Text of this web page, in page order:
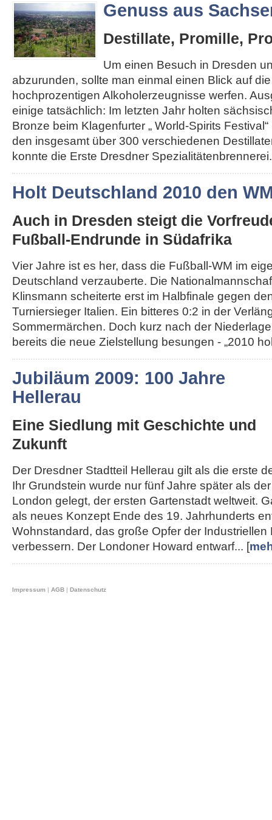
Genuss aus
Destillate, Promille,
Um einen Besuch in Dresden
abzurunden, sollte man einmal einen Blick auf
hochprozentigen Alkoholerzeugnisse werfen.
einige tatsächlich: Im letzten Jahr holten
Bronze beim Klagenfurter „ World-Spirits
den insgesamt über 300 verschiedenen
konnte die Erste Dresdner
Holt Deutschland 2010 den
Auch in Dresden steigt die
Fußball-Endrunde in Südafrika
Vier Jahre ist es her, dass die Fußball-WM im
Deutschland verzauberte. Die
Klinsmann scheiterte erst im Halbfinale gegen
Turniersieger Italien. Ein bitteres 0:2 in der
Sommermärchen. Doch kurz nach der
bereits die neue Zielstellung besungen - „2010
Jubiläum 2009: 100 Jahre
Hellerau
Eine Siedlung mit Geschichte und
Zukunft
Der Dresdner Stadtteil Hellerau gilt als die erste
Ihr Grundstein wurde nur fünf Jahre später als
London gelegt, der ersten Gartenstadt weltweit.
als neues Konzept Ende des 19. Jahrhunderts
Wohnstandard, das große Opfer der Industriellen
verbessern. Der Londoner Howard entwarf... [
Impressum | AGB | Datenschutz